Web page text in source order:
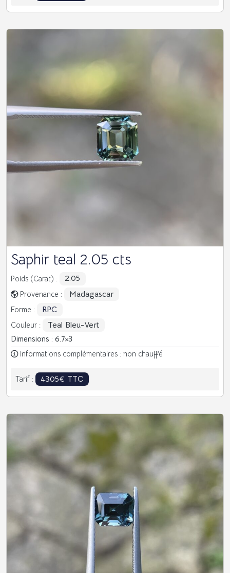
Saphir teal 2.05 cts
Poids (Carat) : 2.05
Provenance : Madagascar
Forme : RPC
Couleur : Teal Bleu-Vert
Dimensions : 6.7 3
Informations complémentaires : non chauffé
Tarif : 4305€ TTC